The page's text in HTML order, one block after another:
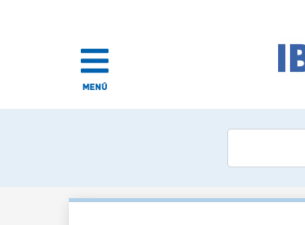
MENÚ